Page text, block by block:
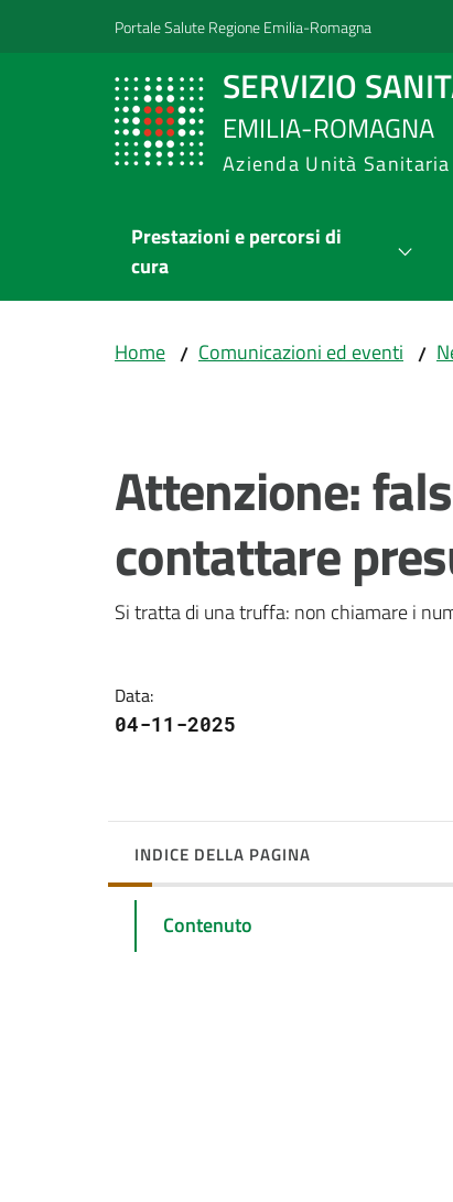
Vai al contenuto
Vai alla navigazionePortale Salute Regione Emilia-Romagna
SERVIZIO
EMILIA-ROMAGNA
Azienda Unità
Prestazioni e percorsi di
cura
Home / Comunicazioni ed eventi /
Attenzione:
contattare
Si tratta di una truffa: non chiamare i
Data:
04-11-2025
INDICE DELLA PAGINA
Contenuto